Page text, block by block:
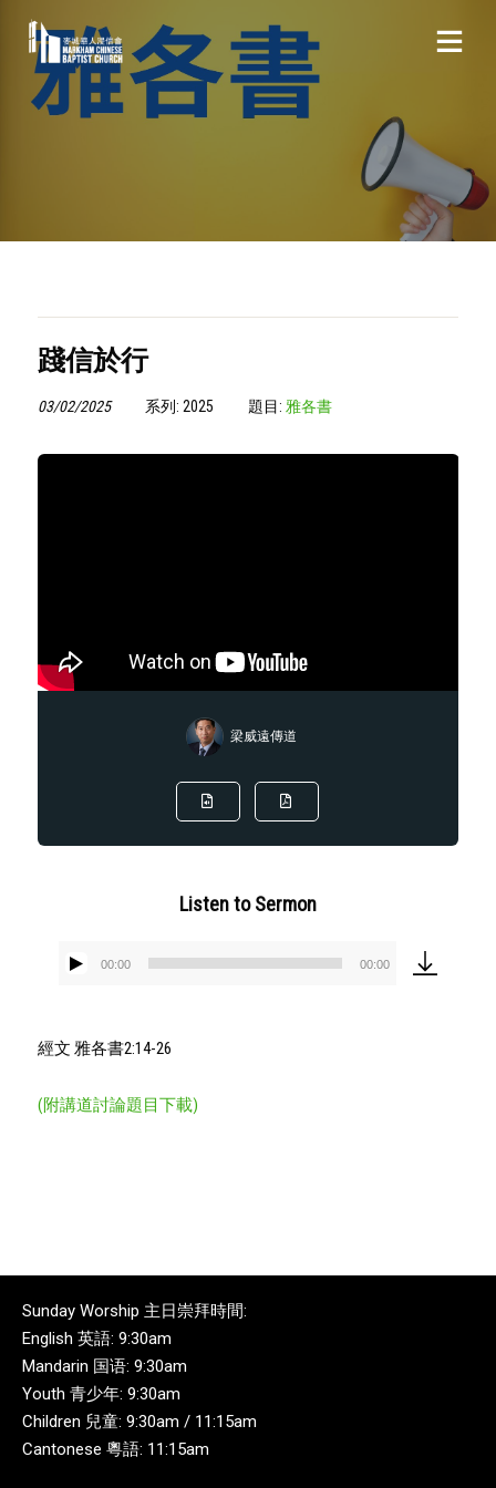
踐信於行
03/02/2025 系列: 2025 題目: 雅各書
梁威遠傳道
Listen to Sermon
Audio
00:00 00:00
經文 雅各書2:14-26
(附講道討論題目下載)
Sunday Worship 主日崇拜時間:
English 英語: 9:30am
Mandarin 国语: 9:30am
Youth 青少年: 9:30am
Children 兒童: 9:30am / 11:15am
Cantonese 粵語: 11:15am